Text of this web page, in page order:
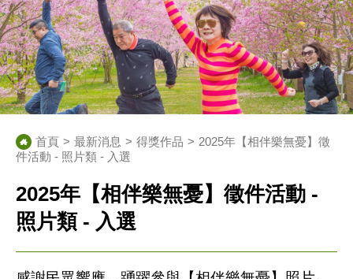
首頁 最新消息 得獎作品
2025年【相伴樂無憂】徵
件活動 - 照片類 - 入選
2025年【相伴樂無憂】徵件活動 -
照片類 - 入選